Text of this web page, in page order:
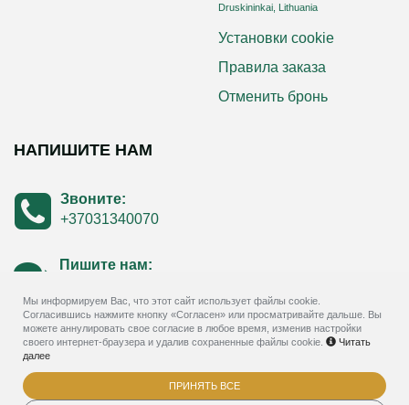
Druskininkai, Lithuania
Установки cookie
Правила заказа
Отменить бронь
НАПИШИТЕ НАМ
Звоните:
+37031340070
Пишите нам:
© 2026Гостиница GODA- система online резервации и
Мы информируем Вас, что этот сайт использует файлы cookie.
Согласившись нажмите кнопку «Согласен» или просматривайте дальше. Вы
можете аннулировать свое согласие в любое время, изменив настройки
своего интернет-браузера и удалив сохраненные файлы cookie.
Читать
далее
ПРИНЯТЬ ВСЕ